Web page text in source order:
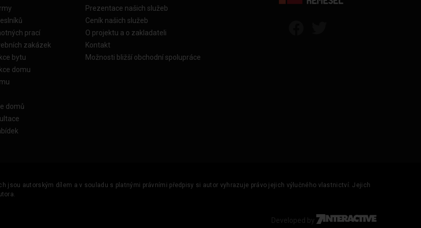
prací
zakázek
bytu
domu
domů
Prezentace našich služeb
Ceník našich služeb
O projektu a o zakladateli
Kontakt
Možnosti bližší obchodní spolupráce
jsou autorským dílem a v souladu s platnými právními předpisy si autor vyhrazuje právo jejich výlučného vlastnictví. Jejich
Developed by